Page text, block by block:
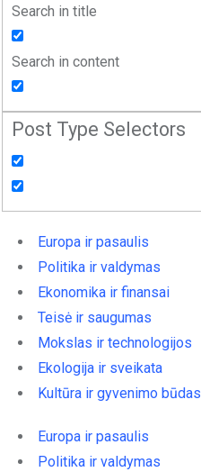
Search in title
Search in content
Post Type Selectors
Europa ir pasaulis
Politika ir valdymas
Ekonomika ir finansai
Teisė ir saugumas
Mokslas ir technologijos
Ekologija ir sveikata
Kultūra ir gyvenimo būdas
Europa ir pasaulis
Politika ir valdymas